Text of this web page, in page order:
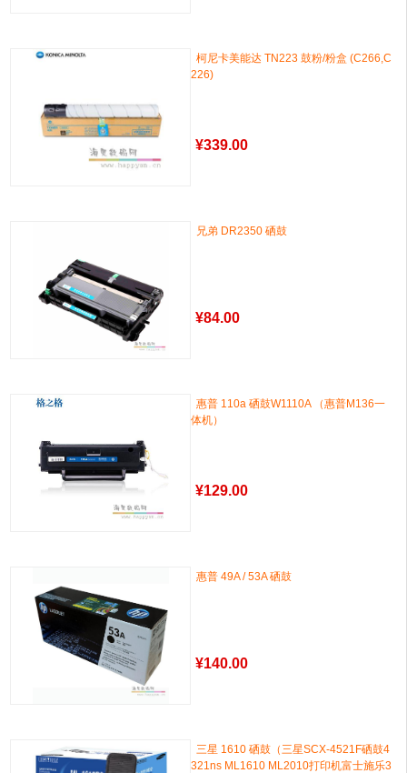
柯尼卡美能达 TN223 鼓粉/粉盒 (C266,C
226)
¥339.00
兄弟 DR2350 硒鼓
¥84.00
惠普 110a 硒鼓W1110A （惠普M136一
体机）
¥129.00
惠普 49A / 53A 硒鼓
¥140.00
三星 1610 硒鼓（三星SCX-4521F硒鼓4
321ns ML1610 ML2010打印机富士施乐3